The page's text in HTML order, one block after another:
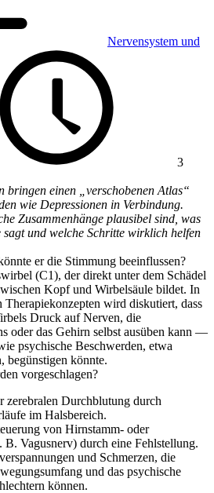
Nervensystem und
3
bringen einen „verschobenen Atlas“
wie Depressionen in Verbindung.
Zusammenhänge plausibel sind, was
sagt und welche Schritte wirklich helfen
er die Stimmung beeinflussen?
(C1), der direkt unter dem Schädel
Kopf und Wirbelsäule bildet. In
Therapiekonzepten wird diskutiert, dass
Druck auf Nerven, die
oder das Gehirn selbst ausüben kann —
psychische Beschwerden, etwa
begünstigen könnte.
vorgeschlagen?
zerebralen Durchblutung durch
im Halsbereich.
von Hirnstamm- oder
B. Vagusnerv) durch eine Fehlstellung.
und Schmerzen, die
und das psychische
können.